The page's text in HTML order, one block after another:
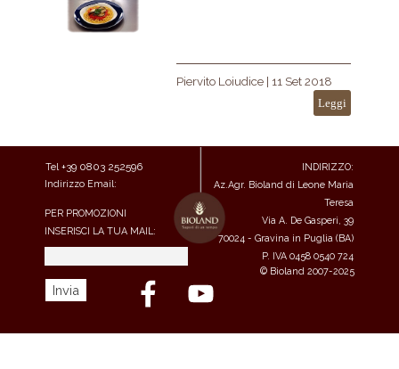
Piervito Loiudice | 11 Set 2018
Leggi
Tel +39 0803 252596
PER PROMOZIONI
INSERISCI LA TUA MAIL:
INDIRIZZO:
Az.Agr. Bioland di Leone Maria
Teresa
Via A. De Gasperi, 39
70024 - Gravina in Puglia (BA)
P. IVA 0458 0540 724
© Bioland 2007-2025
Indirizzo Email:
commerciale@bioland.it